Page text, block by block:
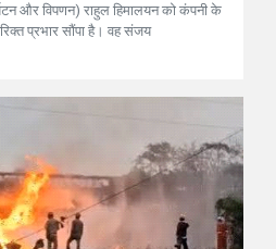
और विपणन) राहुल हिमालयन को कंपनी के
प्रभार सौंपा है। वह संजय